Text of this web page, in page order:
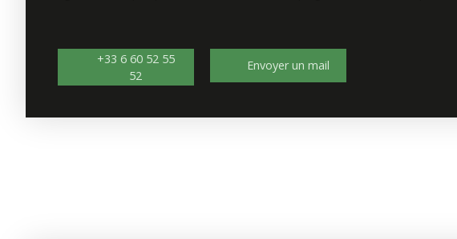
+33 6 60 52 55
52
Envoyer un mail